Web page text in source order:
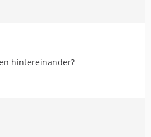
hintereinander?